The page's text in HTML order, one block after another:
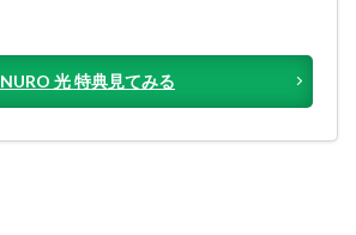
NURO 光 特典見てみる